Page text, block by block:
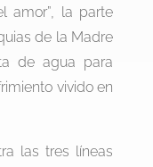
amor”, la parte
de la Madre
de agua para
vivido en
las tres líneas